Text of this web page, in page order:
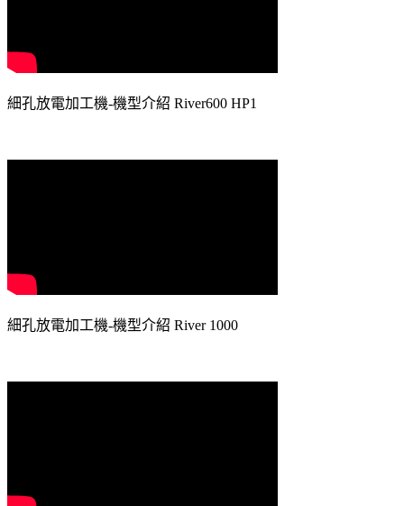
細孔放電加工機-機型介紹 River600 HP1
細孔放電加工機-機型介紹 River 1000